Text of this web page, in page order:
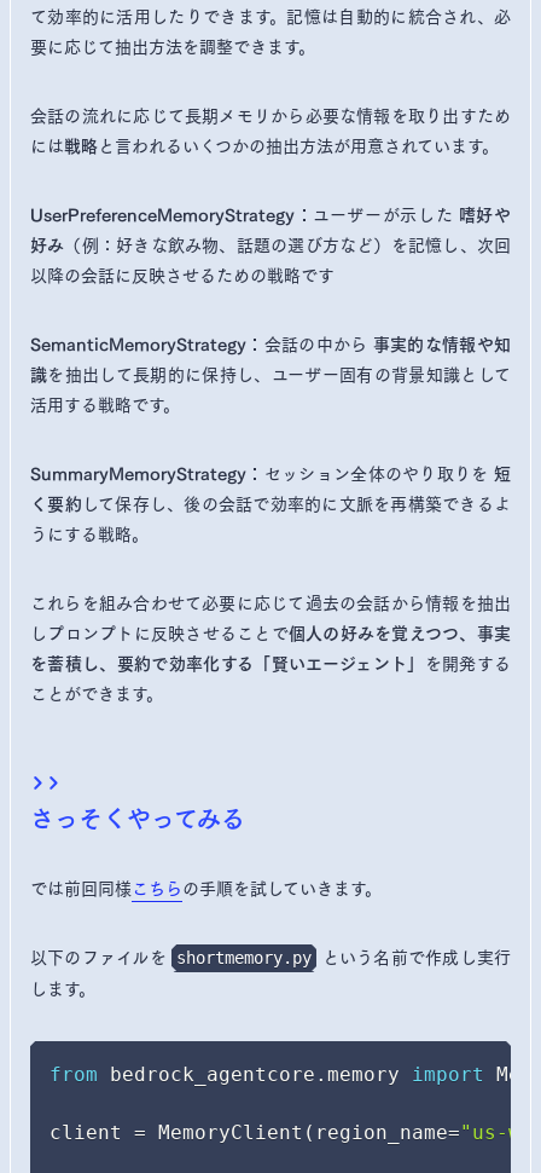
て効率的に活用したりできます。記憶は自動的に統合され、必
要に応じて抽出方法を調整できます。
会話の流れに応じて長期メモリから必要な情報を取り出すため
には戦略と言われるいくつかの抽出方法が用意されています。
UserPreferenceMemoryStrategy： ユーザーが示した 嗜好や
好み （例：好きな飲み物、話題の選び方など）を記憶し、次回
以降の会話に反映させるための戦略です
SemanticMemoryStrategy： 会話の中から 事実的な情報や知
識を抽出して長期的に保持し、ユーザー固有の背景知識として
活用する戦略です。
SummaryMemoryStrategy： セッション全体のやり取りを 短
く要約して保存し、後の会話で効率的に文脈を再構築できるよ
うにする戦略。
これらを組み合わせて必要に応じて過去の会話から情報を抽出
しプロンプトに反映させることで個人の好みを覚えつつ、事実
を蓄積し、要約で効率化する「賢いエージェント」 を開発する
ことができます。
さっそくやってみる
では前回同様こちらの手順を試していきます。
以下のファイルを shortmemory.py
という名前で作成し実行
します。
from bedrock_agentcore . memory import
client = MemoryClient ( region_name="us-